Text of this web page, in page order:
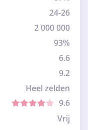
24-26
2 000 000
93%
6.6
9.2
Heel zelden
9.6
Vrij